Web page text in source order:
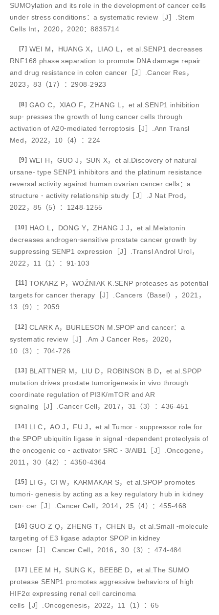
SUMOylation and its role in the development of cancer cells
under stress conditions：a systematic review［J］.Stem
Cells Int，2020，2020：8835714
[7] WEI M，HUANG X，LIAO L，et al.SENP1 decreases
RNF168 phase separation to promote DNA damage repair
and drug resistance in colon cancer［J］.Cancer Res，
2023，83（17）：2908-2923
[8] GAO C，XIAO F，ZHANG L，et al.SENP1 inhibition
sup⁃ presses the growth of lung cancer cells through
activation of A20⁃mediated ferroptosis［J］.Ann Transl
Med，2022，10（4）：224
[9] WEI H，GUO J，SUN X，et al.Discovery of natural
ursane⁃ type SENP1 inhibitors and the platinum resistance
reversal activity against human ovarian cancer cells：a
structure ⁃ activity relationship study［J］.J Nat Prod，
2022，85（5）：1248-1255
[10] HAO L，DONG Y，ZHANG J J，et al.Melatonin
decreases androgen⁃sensitive prostate cancer growth by
suppressing SENP1 expression［J］.Transl Androl Urol，
2022，11（1）：91-103
[11] TOKARZ P，WOŹNIAK K.SENP proteases as potential
targets for cancer therapy［J］.Cancers（Basel），2021，
13（9）：2059
[12] CLARK A，BURLESON M.SPOP and cancer：a
systematic review［J］.Am J Cancer Res，2020，
10（3）：704-726
[13] BLATTNER M，LIU D，ROBINSON B D，et al.SPOP
mutation drives prostate tumorigenesis in vivo through
coordinate regulation of PI3K/mTOR and AR
signaling［J］.Cancer Cell，2017，31（3）：436-451
[14] LI C，AO J，FU J，et al.Tumor ⁃ suppressor role for
the SPOP ubiquitin ligase in signal ⁃dependent proteolysis of
the oncogenic co ⁃ activator SRC ⁃ 3/AIB1［J］.Oncogene，
2011，30（42）：4350-4364
[15] LI G，CI W，KARMAKAR S，et al.SPOP promotes
tumori⁃ genesis by acting as a key regulatory hub in kidney
can⁃ cer［J］.Cancer Cell，2014，25（4）：455-468
[16] GUO Z Q，ZHENG T，CHEN B，et al.Small ⁃molecule
targeting of E3 ligase adaptor SPOP in kidney
cancer［J］.Cancer Cell，2016，30（3）：474-484
[17] LEE M H，SUNG K，BEEBE D，et al.The SUMO
protease SENP1 promotes aggressive behaviors of high
HIF2α expressing renal cell carcinoma
cells［J］.Oncogenesis，2022，11（1）：65